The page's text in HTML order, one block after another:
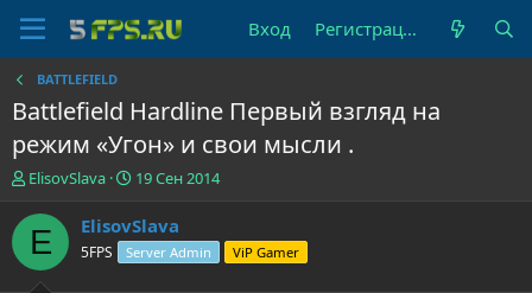
Вход Регистрация
BATTLEFIELD
Battlefield Hardline Первый взгляд на
режим «Угон» и свои мысли .
А
т
о
р
ElisovSlava
Д
т
а
н
19 Сен 2014
E ElisovSlava
5FPS Server Admin ViP Gamer